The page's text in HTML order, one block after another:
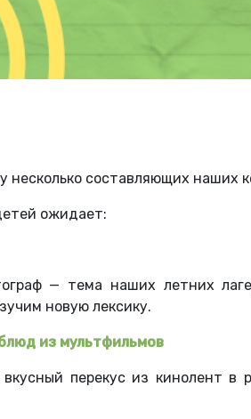
несколько составляющих наших
ожидает:
— тема наших летних
новую лексику.
из мультфильмов
перекус из кинолент в